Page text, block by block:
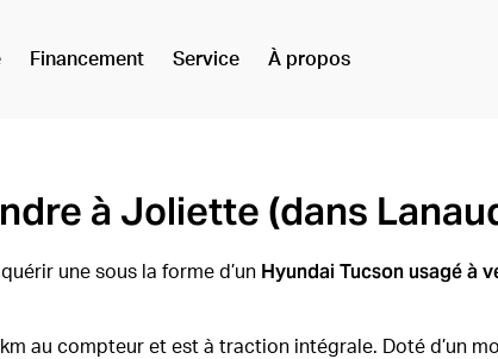
Financement Service À propos
à Joliette (dans
une sous la forme d’un Hyundai Tucson usagé à
au compteur et est à traction intégrale. Doté d’un